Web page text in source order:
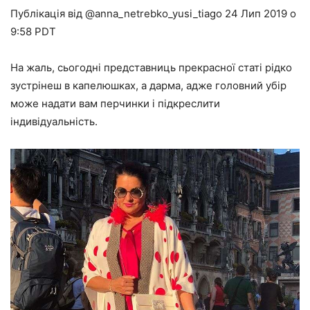
Публікація від @anna_netrebko_yusi_tiago 24 Лип 2019 о
9:58 PDT
На жаль, сьогодні представниць прекрасної статі рідко
зустрінеш в капелюшках, а дарма, адже головний убір
може надати вам перчинки і підкреслити
індивідуальність.